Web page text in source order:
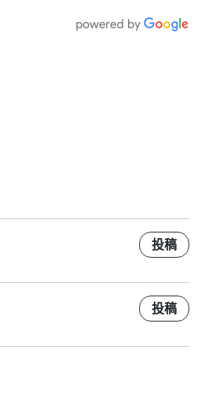
投稿
投稿